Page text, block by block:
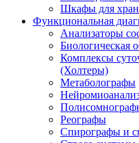
Шкафы для
Функциональная
Анализаторы
Биологическая
Комплексы
(Холтеры)
Метаболографы
Реографы
Спирографы и